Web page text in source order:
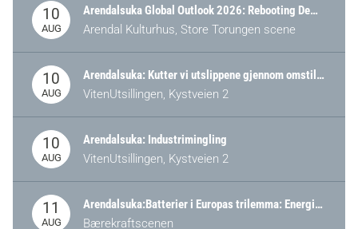
10
AUG
Arendalsuka Global Outlook 2026: Rebooting Democracy for a New World Order
Arendal Kulturhus, Store Torungen scene
10
AUG
Arendalsuka: Kutter vi utslippene gjennom omstilling – eller tap av industri?
VitenUtsillingen, Kystveien 2
10
AUG
Arendalsuka: Industrimingling
VitenUtsillingen, Kystveien 2
11
AUG
Arendalsuka:Batterier i Europas trilemma: Energisikkerhet, konkurransekraft og bærekraft (Battery Norway-arrangement)
Bærekraftscenen